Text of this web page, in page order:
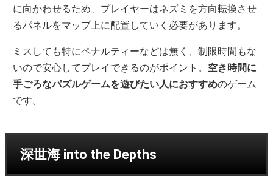
に向かわせるため、プレイヤーはネズミを方向転換させ
るパネルをマップ上に配置していく必要があります。
ミスしても特にペナルティーなどは無く、制限時間もな
いので安心してプレイできるのがポイント。 空き時間に
手ごろなパズルゲームを遊びたい人におすすめのゲーム
です。
深世海 into the Depths